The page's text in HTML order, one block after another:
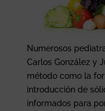
Numerosos
Carlos González y
método como la
introducción de
informados para